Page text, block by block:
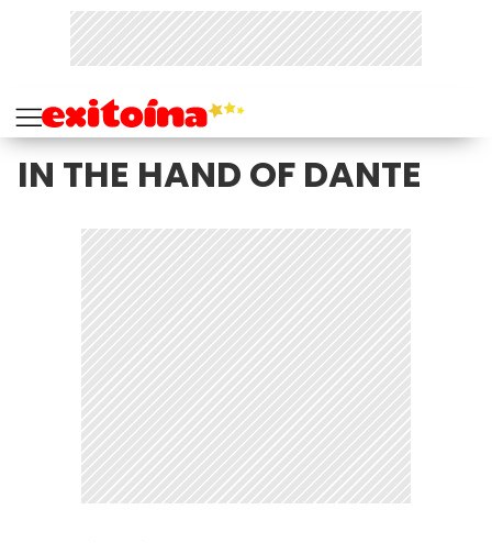
IN THE HAND OF DANTE